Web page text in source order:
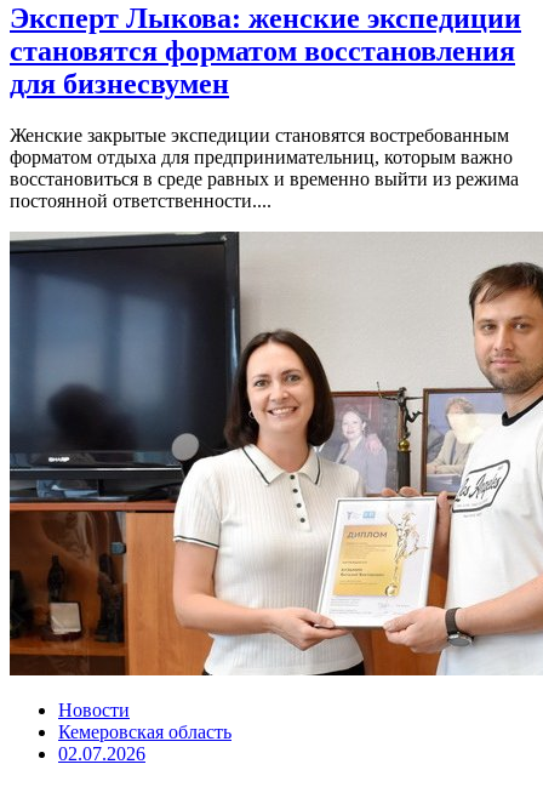
Эксперт Лыкова: женские экспедиции
становятся форматом восстановления
для бизнесвумен
Женские закрытые экспедиции становятся востребованным
форматом отдыха для предпринимательниц, которым важно
восстановиться в среде равных и временно выйти из режима
постоянной ответственности....
Новости
Кемеровская область
02.07.2026